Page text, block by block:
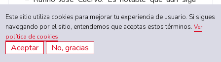
confundiéndose al ilustre padre con el ilustre hijo.
Este sitio utiliza cookies para mejorar tu experiencia de usuario. Si sigues
navegando por el sitio, entendemos que aceptas estos términos.Ver
política de cookies
Aceptar No, gracias